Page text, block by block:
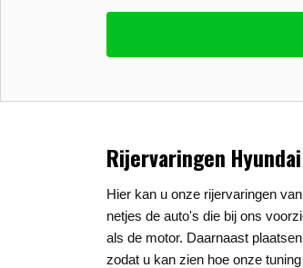
E-mail*
Rijervaringen
Hier kan u onze rijervaringen
netjes de auto's die bij ons
als de motor. Daarnaast
zodat u kan zien hoe onze